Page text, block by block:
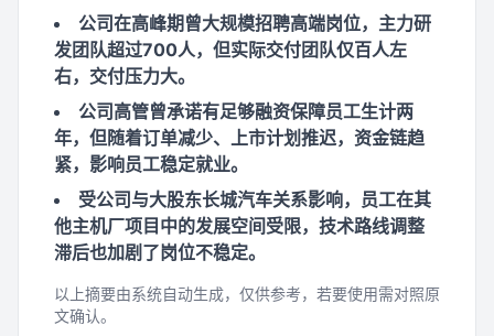
公司在高峰期曾大规模招聘高端岗位，主力研
发团队超过700人，但实际交付团队仅百人左
右，交付压力大。
公司高管曾承诺有足够融资保障员工生计两
年，但随着订单减少、上市计划推迟，资金链趋
紧，影响员工稳定就业。
受公司与大股东长城汽车关系影响，员工在其
他主机厂项目中的发展空间受限，技术路线调整
滞后也加剧了岗位不稳定。
以上摘要由系统自动生成，仅供参考，若要使用需对照原
文确认。